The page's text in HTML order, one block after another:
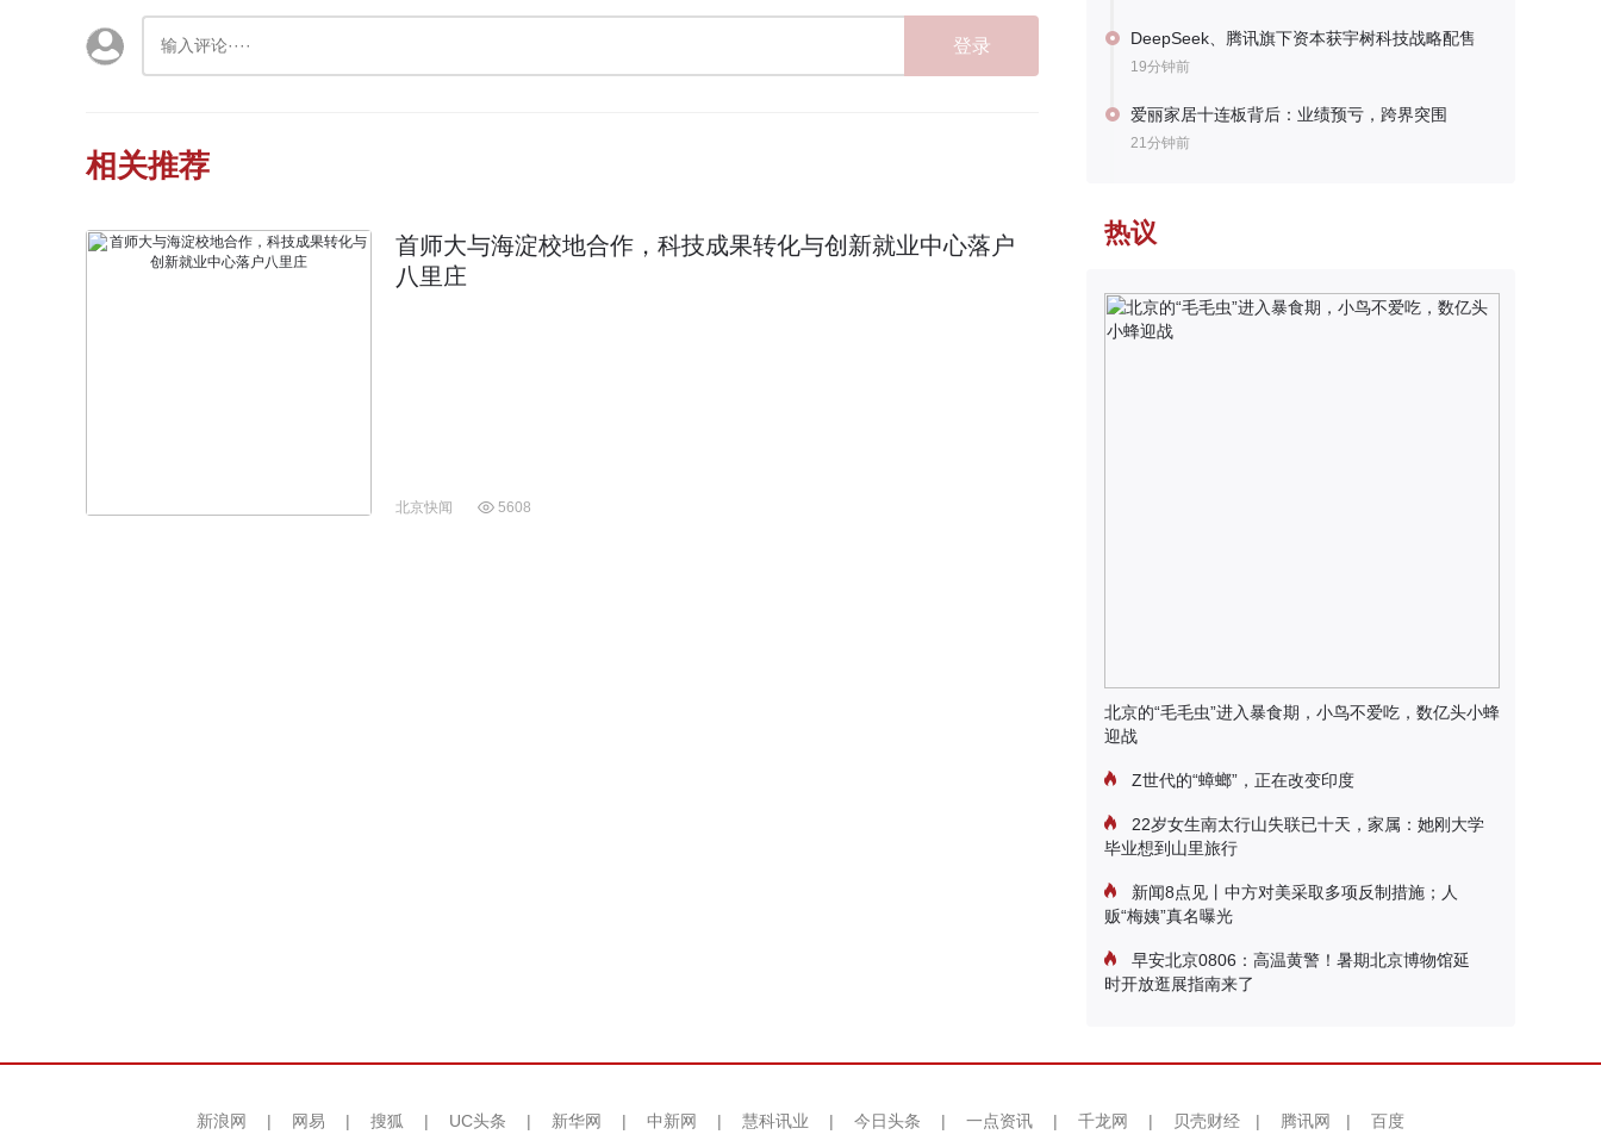
登录
相关推荐
首师大与海淀校地合作，科技成果转化与创新就业中心落户
八里庄
北京快闻 5608
DeepSeek、腾讯旗下资本获宇树科技战略配售
19分钟前
爱丽家居十连板背后：业绩预亏，跨界突围
21分钟前
热议
北京的“毛毛虫”进入暴食期，小鸟不爱吃，数亿头小蜂
迎战
Z世代的“蟑螂”，正在改变印度
22岁女生南太行山失联已十天，家属：她刚大学
毕业想到山里旅行
新闻8点见丨中方对美采取多项反制措施；人
贩“梅姨”真名曝光
早安北京0806：高温黄警！暑期北京博物馆延
时开放逛展指南来了
新浪网 | 网易 | 搜狐 | UC头条 | 新华网 | 中新网 | 慧科讯业 | 今日头条 | 一点资讯 | 千龙网 | 贝壳财经 | 腾讯网 | 百度